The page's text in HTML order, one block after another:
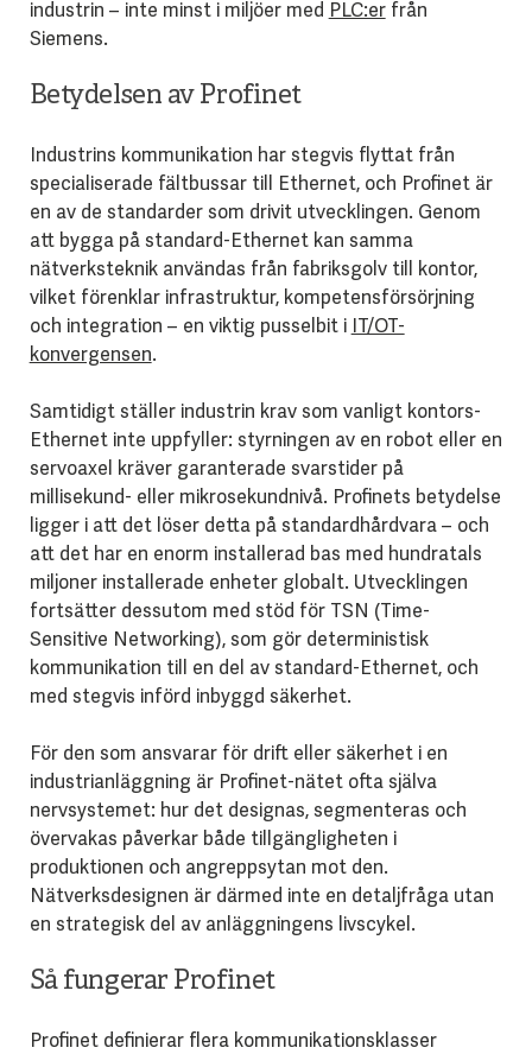
industrin – inte minst i miljöer med PLC:erfrån
Siemens.
Betydelsen av Profinet
Industrins kommunikation har stegvis flyttat från
specialiserade fältbussar till Ethernet, och Profinet är
en av de standarder som drivit utvecklingen. Genom
att bygga på standard-Ethernet kan samma
nätverksteknik användas från fabriksgolv till kontor,
vilket förenklar infrastruktur, kompetensförsörjning
och integration – en viktig pusselbit i IT/OT-
konvergensen.
Samtidigt ställer industrin krav som vanligt kontors-
Ethernet inte uppfyller: styrningen av en robot eller en
servoaxel kräver garanterade svarstider på
millisekund- eller mikrosekundnivå. Profinets betydelse
ligger i att det löser detta på standardhårdvara – och
att det har en enorm installerad bas med hundratals
miljoner installerade enheter globalt. Utvecklingen
fortsätter dessutom med stöd för TSN (Time-
Sensitive Networking), som gör deterministisk
kommunikation till en del av standard-Ethernet, och
med stegvis införd inbyggd säkerhet.
För den som ansvarar för drift eller säkerhet i en
industrianläggning är Profinet-nätet ofta själva
nervsystemet: hur det designas, segmenteras och
övervakas påverkar både tillgängligheten i
produktionen och angreppsytan mot den.
Nätverksdesignen är därmed inte en detaljfråga utan
en strategisk del av anläggningens livscykel.
Så fungerar Profinet
Profinet definierar flera kommunikationsklasser